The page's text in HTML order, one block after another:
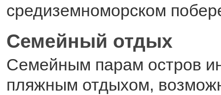
средиземноморском
Семейный отдых
Семейным парам остров
пляжным отдыхом,